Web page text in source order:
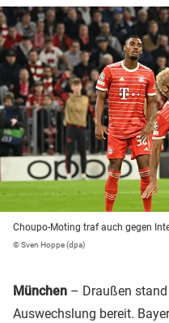
Choupo-Moting traf auch gegen
© Sven Hoppe (dpa)
München – Draußen stand
Auswechslung bereit.